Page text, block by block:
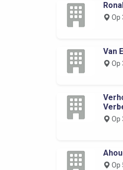
Op
Van
Op
Op
Op